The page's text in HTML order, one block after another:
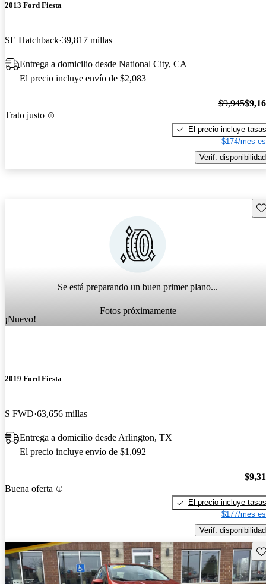
2013 Ford Fiesta
SE Hatchback 39,817 millas
Entrega a domicilio desde National City, CA
El precio incluye envío de $2,083
Trato justo
$9,945
El precio incluye tasas
$174/mes
Verif. disponibilidad
Se está preparando un buen primer plano...
Fotos próximamente
¡Nuevo!
2019 Ford Fiesta
S FWD 63,656 millas
Entrega a domicilio desde Arlington, TX
El precio incluye envío de $1,092
Buena oferta
El precio incluye tasas
$177/mes
Verif. disponibilidad